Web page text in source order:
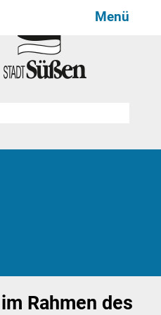
Menü
innen
Rahmen des